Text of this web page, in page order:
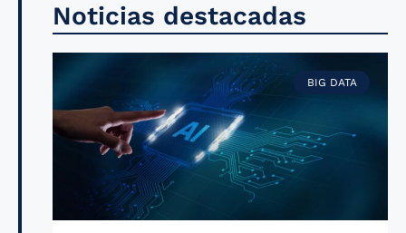
Noticias destacadas
BIG DATA